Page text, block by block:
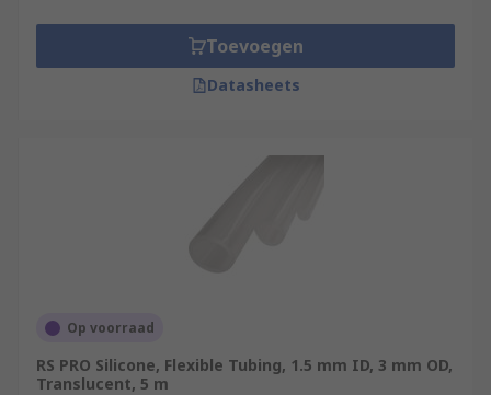
Toevoegen
Datasheets
Op voorraad
RS PRO Silicone, Flexible Tubing, 1.5 mm ID, 3 mm OD,
Translucent, 5 m